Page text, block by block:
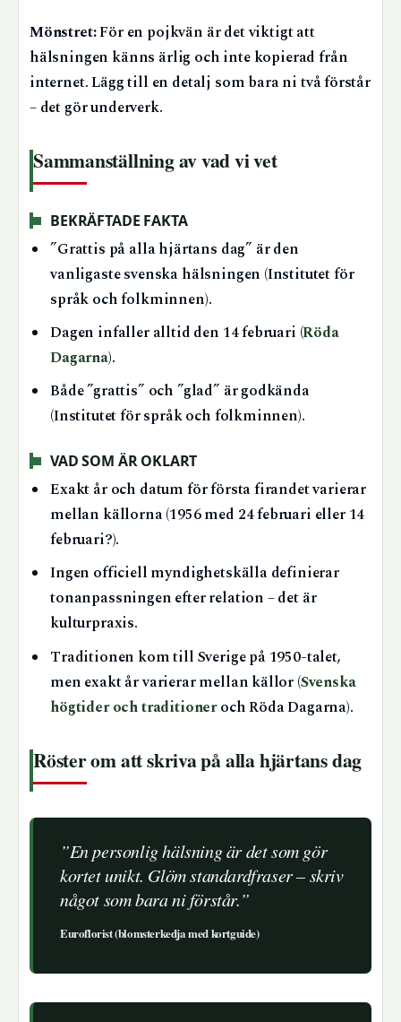
Mönstret:För en pojkvän är det viktigt att
hälsningen känns ärlig och inte kopierad från
internet. Lägg till en detalj som bara ni två förstår
– det gör underverk.
Sammanställning av vad vi vet
BEKRÄFTADE FAKTA
”Grattis på alla hjärtans dag” är den
vanligaste svenska hälsningen (Institutet för
språk och folkminnen).
Dagen infaller alltid den 14 februari (Röda
Dagarna).
Både ”grattis” och ”glad” är godkända
(Institutet för språk och folkminnen).
VAD SOM ÄR OKLART
Exakt år och datum för första firandet varierar
mellan källorna (1956 med 24 februari eller 14
februari?).
Ingen officiell myndighetskälla definierar
tonanpassningen efter relation – det är
kulturpraxis.
Traditionen kom till Sverige på 1950-talet,
men exakt år varierar mellan källor (Svenska
högtider och traditioneroch Röda Dagarna).
Röster om att skriva på alla hjärtans dag
”En personlig hälsning är det som gör
kortet unikt. Glöm standardfraser – skriv
något som bara ni förstår.”
Euroflorist (blomsterkedja med kortguide)